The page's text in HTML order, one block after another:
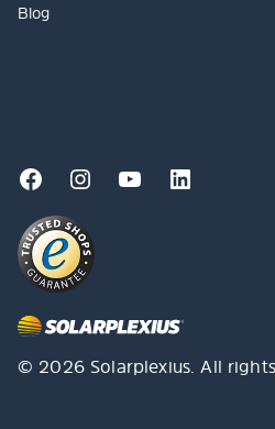
Blog
© 2026 Solarplexius. All